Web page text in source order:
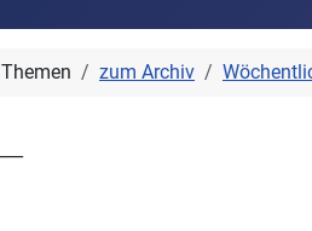
Themen zum Archiv